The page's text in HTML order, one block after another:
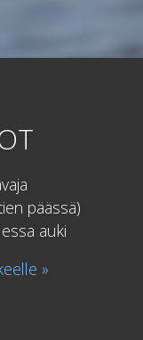
päässä)
auki
»